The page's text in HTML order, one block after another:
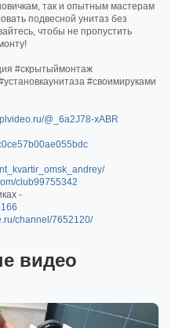
так и опытным мастерам
подвесной унитаз без
чтобы не пропустить
#скрытыймонтаж
#своимируками
@_6a2J78-xABR
club99755342
-
channel/7652120/
видео